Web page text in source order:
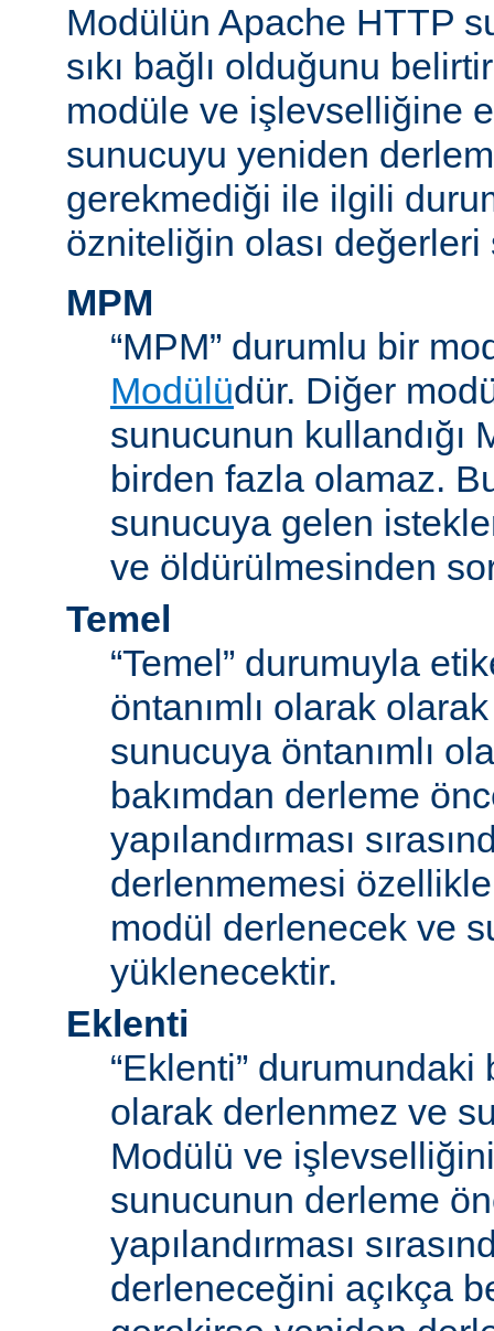
Modülün Apache HTTP
sıkı bağlı olduğunu
modüle ve işlevselliğine
sunucuyu yeniden
gerekmediği ile ilgili
özniteliğin olası değerleri
MPM
“MPM” durumlu bir
Modülüdür. Diğer
sunucunun kullandığı
birden fazla olamaz.
sunucuya gelen
ve öldürülmesinden
Temel
“Temel” durumuyla
öntanımlı olarak
sunucuya öntanımlı
bakımdan derleme
yapılandırması
derlenmemesi
modül derlenecek ve
yüklenecektir.
Eklenti
“Eklenti”
olarak derlenmez ve
Modülü ve
sunucunun derleme
yapılandırması
derleneceğini açıkça